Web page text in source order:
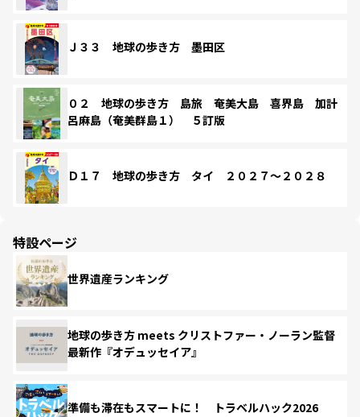
Ｊ３３ 地球の歩き方 墨田区
０２ 地球の歩き方 島旅 奄美大島 喜界島 加計
呂麻島（奄美群島１） ５訂版
Ｄ１７ 地球の歩き方 タイ ２０２７～２０２８
特設ページ
世界遺産ランキング
地球の歩き方 meets クリストファー・ノーラン監督
最新作『オデュッセイア』
準備も滞在もスマートに！ トラベルハック2026